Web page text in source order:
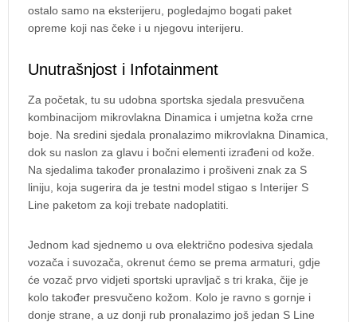
ostalo samo na eksterijeru, pogledajmo bogati paket
opreme koji nas čeke i u njegovu interijeru.
Unutrašnjost i Infotainment
Za početak, tu su udobna sportska sjedala presvučena
kombinacijom mikrovlakna Dinamica i umjetna koža crne
boje. Na sredini sjedala pronalazimo mikrovlakna Dinamica,
dok su naslon za glavu i bočni elementi izrađeni od kože.
Na sjedalima također pronalazimo i prošiveni znak za S
liniju, koja sugerira da je testni model stigao s Interijer S
Line paketom za koji trebate nadoplatiti.
Jednom kad sjednemo u ova električno podesiva sjedala
vozača i suvozača, okrenut ćemo se prema armaturi, gdje
će vozač prvo vidjeti sportski upravljač s tri kraka, čije je
kolo također presvučeno kožom. Kolo je ravno s gornje i
donje strane, a uz donji rub pronalazimo još jedan S Line